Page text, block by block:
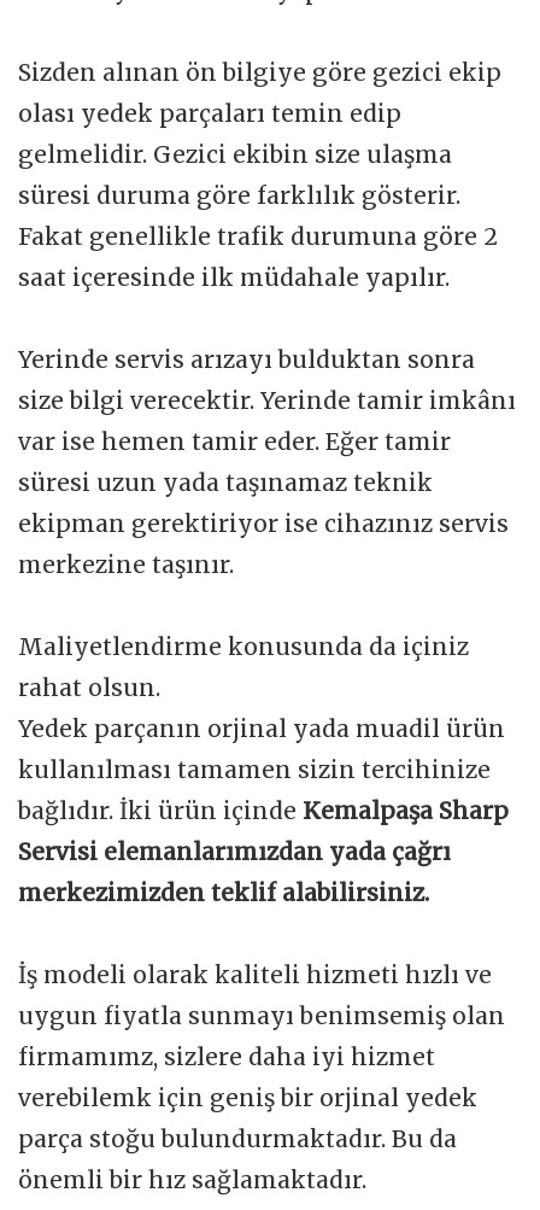
Sizden alınan ön bilgiye göre gezici ekip
olası yedek parçaları temin edip
gelmelidir. Gezici ekibin size ulaşma
süresi duruma göre farklılık gösterir.
Fakat genellikle trafik durumuna göre 2
saat içeresinde ilk müdahale yapılır.
Yerinde servis arızayı bulduktan sonra
size bilgi verecektir. Yerinde tamir imkânı
var ise hemen tamir eder. Eğer tamir
süresi uzun yada taşınamaz teknik
ekipman gerektiriyor ise cihazınız servis
merkezine taşınır.
Maliyetlendirme konusunda da içiniz
rahat olsun.
Yedek parçanın orjinal yada muadil ürün
kullanılması tamamen sizin tercihinize
bağlıdır. İki ürün içinde Kemalpaşa Sharp
Servisi elemanlarımızdan yada çağrı
merkezimizden teklif alabilirsiniz.
İş modeli olarak kaliteli hizmeti hızlı ve
uygun fiyatla sunmayı benimsemiş olan
firmamımz, sizlere daha iyi hizmet
verebilemk için geniş bir orjinal yedek
parça stoğu bulundurmaktadır. Bu da
önemli bir hız sağlamaktadır.